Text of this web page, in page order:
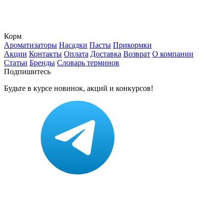
Корм
Ароматизаторы Насадки Пасты Прикормки
Акции Контакты Оплата Доставка Возврат О компании
Статьи Бренды Словарь терминов
Подпишитесь
Будьте в курсе новинок, акций и конкурсов!